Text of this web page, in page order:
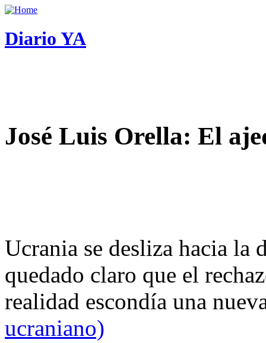
Diario YA
José Luis Orella: El
Ucrania se desliza hacia
quedado claro que el
realidad escondía una
ucraniano)